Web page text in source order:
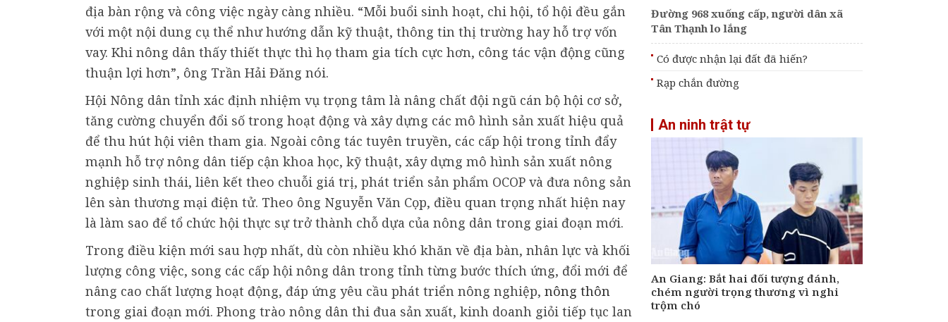
địa bàn rộng và công việc ngày càng nhiều. “Mỗi buổi sinh hoạt, chi hội, tổ hội đều gắn
với một nội dung cụ thể như hướng dẫn kỹ thuật, thông tin thị trường hay hỗ trợ vốn
vay. Khi nông dân thấy thiết thực thì họ tham gia tích cực hơn, công tác vận động cũng
thuận lợi hơn”, ông Trần Hải Đăng nói.
Hội Nông dân tỉnh xác định nhiệm vụ trọng tâm là nâng chất đội ngũ cán bộ hội cơ sở,
tăng cường chuyển đổi số trong hoạt động và xây dựng các mô hình sản xuất hiệu quả
để thu hút hội viên tham gia. Ngoài công tác tuyên truyền, các cấp hội trong tỉnh đẩy
mạnh hỗ trợ nông dân tiếp cận khoa học, kỹ thuật, xây dựng mô hình sản xuất nông
nghiệp sinh thái, liên kết theo chuỗi giá trị, phát triển sản phẩm OCOP và đưa nông sản
lên sàn thương mại điện tử. Theo ông Nguyễn Văn Cọp, điều quan trọng nhất hiện nay
là làm sao để tổ chức hội thực sự trở thành chỗ dựa của nông dân trong giai đoạn mới.
Trong điều kiện mới sau hợp nhất, dù còn nhiều khó khăn về địa bàn, nhân lực và khối
lượng công việc, song các cấp hội nông dân trong tỉnh từng bước thích ứng, đổi mới để
nâng cao chất lượng hoạt động, đáp ứng yêu cầu phát triển nông nghiệp, nông thôn
trong giai đoạn mới. Phong trào nông dân thi đua sản xuất, kinh doanh giỏi tiếp tục lan
Đường 968 xuống cấp, người dân xã
Tân Thạnh lo lắng
Có được nhận lại đất đã hiến?
Rạp chắn đường
An ninh trật tự
An Giang: Bắt hai đối tượng đánh,
chém người trọng thương vì nghi
trộm chó